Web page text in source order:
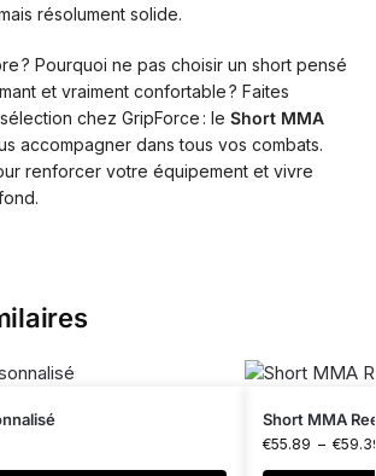
résolument solide.
? Pourquoi ne pas choisir un short pensé
et vraiment confortable ? Faites
chez GripForce : le Short MMA
accompagner dans tous vos combats.
renforcer votre équipement et vivre
Short MMA
€55.89 – €